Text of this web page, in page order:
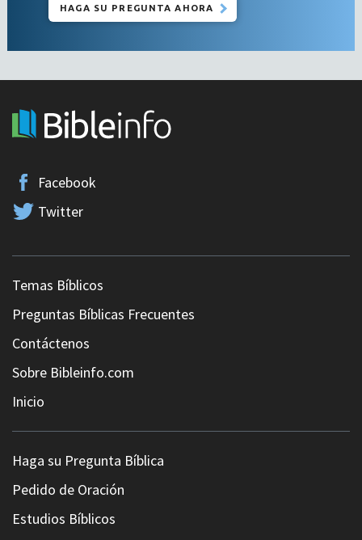
HAGA SU PREGUNTA AHORA
Facebook
Twitter
Temas Bíblicos
Preguntas Bíblicas Frecuentes
Contáctenos
Sobre Bibleinfo.com
Inicio
Haga su Pregunta Bíblica
Pedido de Oración
Estudios Bíblicos